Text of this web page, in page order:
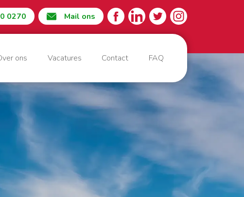
0270 Mail ons
ons Vacatures Contact FAQ